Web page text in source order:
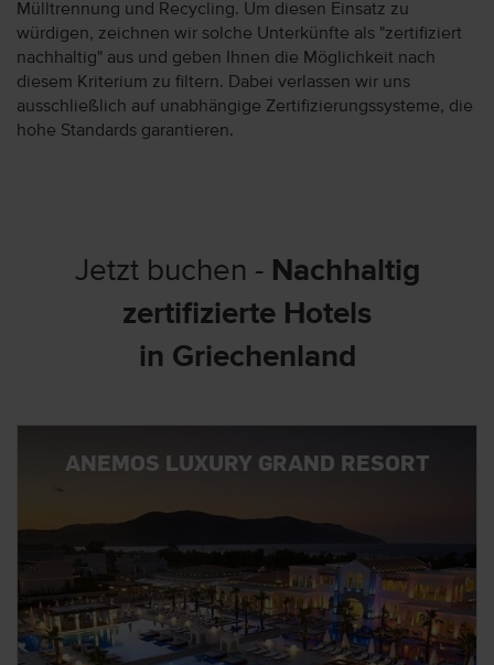
Mülltrennung und Recycling. Um diesen Einsatz zu
würdigen, zeichnen wir solche Unterkünfte als "zertifiziert
nachhaltig" aus und geben Ihnen die Möglichkeit nach
diesem Kriterium zu filtern. Dabei verlassen wir uns
ausschließlich auf unabhängige Zertifizierungssysteme, die
hohe Standards garantieren.
Jetzt buchen - Nachhaltig
zertifizierte Hotels
in Griechenland
ANEMOS LUXURY GRAND RESORT